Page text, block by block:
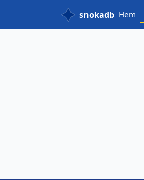
snokadb Hem